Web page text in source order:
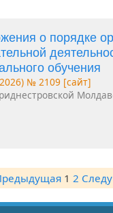
о порядке
обучения
№ 2109 [сайт]
1 2